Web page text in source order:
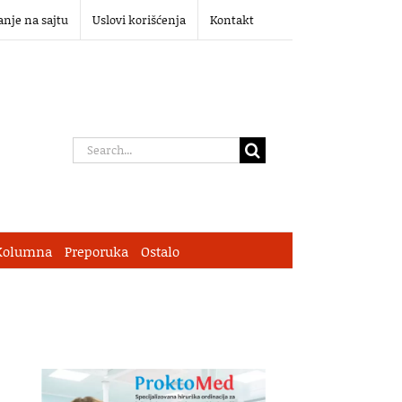
na sajtu Uslovi korišćenja Kontakt
Search
Preporuka Ostalo